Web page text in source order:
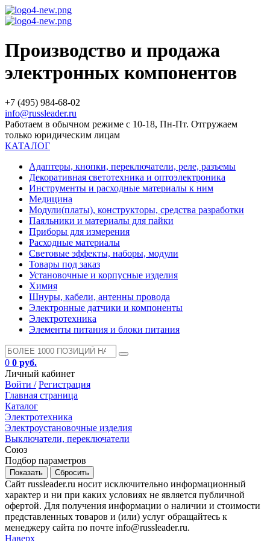
Производство и продажа
электронных компонентов
+7 (495) 984-68-02
info@russleader.ru
Работаем в обычном режиме с 10-18, Пн-Пт. Отгружаем
только юридическим лицам
КАТАЛОГ
Адаптеры, кнопки, переключатели, реле, разъемы
Декоративная светотехника и оптоэлектроника
Инструменты и расходные материалы к ним
Медицина
Модули(платы), конструкторы, средства разработки
Паяльники и материалы для пайки
Приборы для измерения
Расходные материалы
Световые эффекты, наборы, модули
Товары под заказ
Установочные и корпусные изделия
Химия
Шнуры, кабели, антенны провода
Электронные датчики и компоненты
Электротехника
Элементы питания и блоки питания
0 0 руб.
Личный кабинет
Войти / Регистрация
Главная страница
Каталог
Электротехника
Электроустановочные изделия
Выключатели, переключатели
Союз
Подбор параметров
Сайт russleader.ru носит исключительно информационный
характер и ни при каких условиях не является публичной
офертой. Для получения информации о наличии и стоимости
представленных товаров и (или) услуг обращайтесь к
менеджеру сайта по почте info@russleader.ru.
Наверх